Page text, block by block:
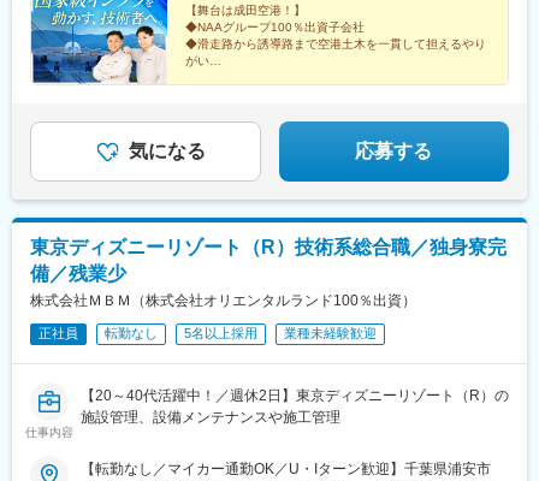
【舞台は成田空港！】
◆NAAグループ100％出資子会社
◆滑走路から誘導路まで空港土木を一貫して担えるやり
がい
◆残業月11h程度
◆昨年度賞与実績4.9カ月分
気になる 応募する
東京ディズニーリゾート（R）技術系総合職／独身寮完
備／残業少
株式会社ＭＢＭ（株式会社オリエンタルランド100％出資）
正社員 転勤なし 5名以上採用 業種未経験歓迎
仕事内容
【20～40代活躍中！／週休2日】東京ディズニーリゾート（R）の
施設管理、設備メンテナンスや施工管理
【転勤なし／マイカー通勤OK／U・Iターン歓迎】千葉県浦安市